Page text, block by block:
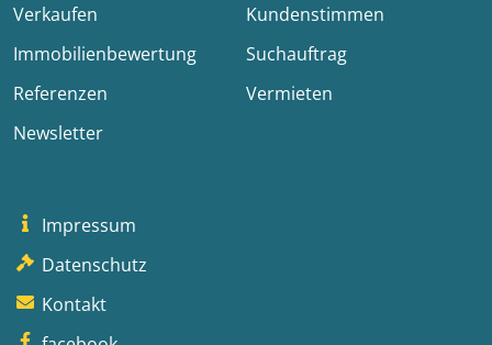
Verkaufen
Kundenstimmen
Immobilienbewertung
Suchauftrag
Referenzen
Vermieten
Newsletter
Impressum
Datenschutz
Kontakt